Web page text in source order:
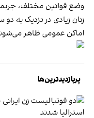
وضع قوانین مختلف،
زنان زیادی در نزدیک به
اماکن عمومی ظاهر
پربازدیدترین‌ها